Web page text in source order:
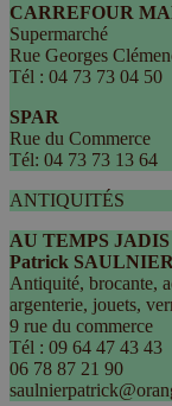
CARREFOUR
Supermarché
Rue Georges
Tél : 04 73 73 04 50
SPAR
Rue du Commerce
Tél: 04 73 73 13 64
ANTIQUITÉS
AU TEMPS JADIS
Patrick SAULNIER
Antiquité, brocante,
argenterie, jouets,
9 rue du commerce
Tél : 09 64 47 43 43
06 78 87 21 90